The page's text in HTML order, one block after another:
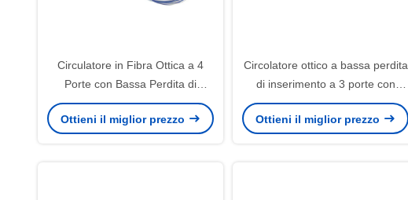
Circulatore in Fibra Ottica a 4
Porte con Bassa Perdita di
Inserzione per Sistemi CATV con
Elevato Isolamento
Ottieni il miglior prezzo
Circolatore ottico a bassa perdita
di inserimento a 3 porte con
isolamento del canale elevato e
confezione compatta
Ottieni il miglior prezzo